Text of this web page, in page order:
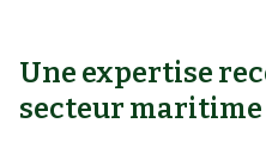
Une expertise
secteur maritime